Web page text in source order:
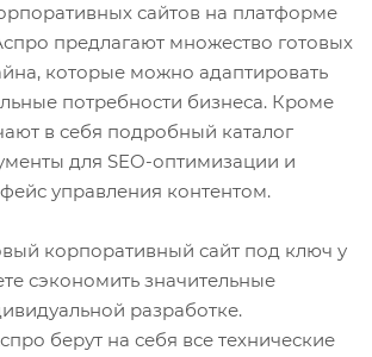
сайтов на платформе
предлагают множество готовых
которые можно адаптировать
потребности бизнеса. Кроме
в себя подробный каталог
для SEO-оптимизации и
управления контентом.
корпоративный сайт под ключ у
сэкономить значительные
разработке.
берут на себя все технические